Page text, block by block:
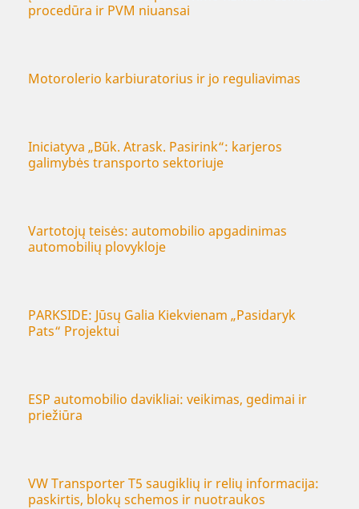
procedūra ir PVM niuansai
Motorolerio karbiuratorius ir jo reguliavimas
Iniciatyva „Būk. Atrask. Pasirink“: karjeros
galimybės transporto sektoriuje
Vartotojų teisės: automobilio apgadinimas
automobilių plovykloje
PARKSIDE: Jūsų Galia Kiekvienam „Pasidaryk
Pats“ Projektui
ESP automobilio davikliai: veikimas, gedimai ir
priežiūra
VW Transporter T5 saugiklių ir relių informacija:
paskirtis, blokų schemos ir nuotraukos